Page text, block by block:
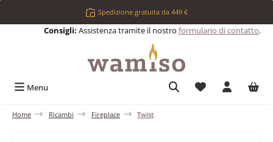
Passa al contenuto principaleSpedizione gratuita da 449 €
Consigli: Assistenza tramite il nostro formulario di contatto.
Menu Hai 0 articoli
Home Ricambi Fireplace Twist